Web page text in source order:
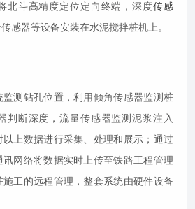
北斗高精度定位定向终端，深度传感
感器等设备安装在水泥搅拌桩机上。
测钻孔位置，利用倾角传感器监测桩
判断深度，流量传感器监测泥浆注入
上数据进行采集、处理和展示；通过
网络将数据实时上传至铁路工程管理
工的远程管理，整套系统由硬件设备